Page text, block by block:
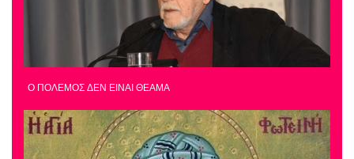
Ο ΠΟΛΕΜΟΣ ΔΕΝ ΕΙΝΑΙ ΘΕΑΜΑ